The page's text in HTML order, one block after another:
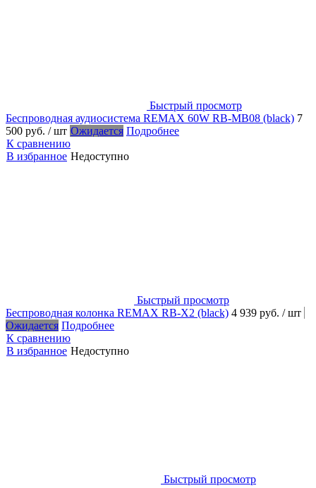
Быстрый просмотр
Беспроводная аудиосистема REMAX 60W RB-MB08 (black) 7
500 руб. / шт Ожидается Подробнее
К сравнению
В избранное Недоступно
Быстрый просмотр
Беспроводная колонка REMAX RB-X2 (black) 4 939 руб. / шт
Ожидается Подробнее
К сравнению
В избранное Недоступно
Быстрый просмотр